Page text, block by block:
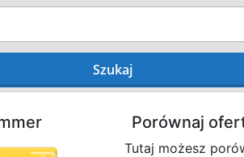
Szukaj
Porównaj
Tutaj możesz